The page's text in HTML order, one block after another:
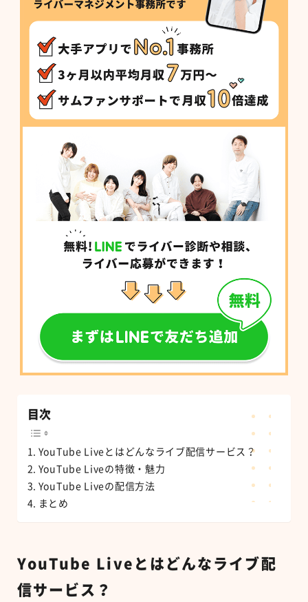
目次
YouTube Liveとはどんなライブ配信サービス？
YouTube Liveの特徴・魅力
YouTube Liveの配信方法
まとめ
YouTube Liveとはどんなライブ配
信サービス？